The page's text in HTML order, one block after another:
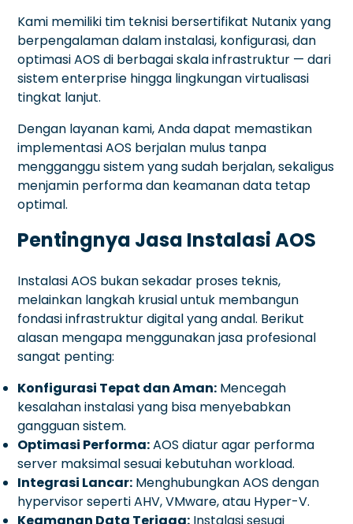
Kami memiliki tim teknisi bersertifikat Nutanix yang
berpengalaman dalam instalasi, konfigurasi, dan
optimasi AOS di berbagai skala infrastruktur — dari
sistem enterprise hingga lingkungan virtualisasi
tingkat lanjut.
Dengan layanan kami, Anda dapat memastikan
implementasi AOS berjalan mulus tanpa
mengganggu sistem yang sudah berjalan, sekaligus
menjamin performa dan keamanan data tetap
optimal.
Pentingnya Jasa Instalasi AOS
Instalasi AOS bukan sekadar proses teknis,
melainkan langkah krusial untuk membangun
fondasi infrastruktur digital yang andal. Berikut
alasan mengapa menggunakan jasa profesional
sangat penting:
Konfigurasi Tepat dan Aman: Mencegah
kesalahan instalasi yang bisa menyebabkan
gangguan sistem.
Optimasi Performa:AOS diatur agar performa
server maksimal sesuai kebutuhan workload.
Integrasi Lancar: Menghubungkan AOS dengan
hypervisor seperti AHV, VMware, atau Hyper-V.
Keamanan Data Terjaga: Instalasi sesuai